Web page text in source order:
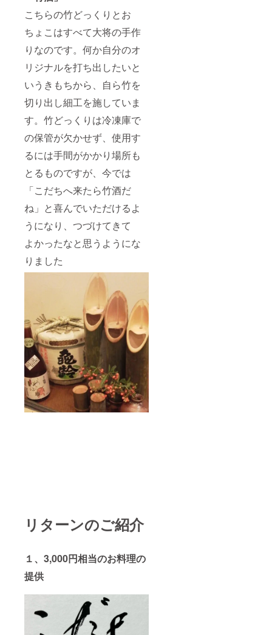
こちらの竹どっくりとお
ちょこはすべて大将の手作
りなのです。何か自分のオ
リジナルを打ち出したいと
いうきもちから、自ら竹を
切り出し細工を施していま
す。竹どっくりは冷凍庫で
の保管が欠かせず、使用す
るには手間がかかり場所も
とるものですが、今では
「こだちへ来たら竹酒だ
ね」と喜んでいただけるよ
うになり、つづけてきて
よかったなと思うようにな
りました
リターンのご紹介
１、3,000円相当のお料理の
提供